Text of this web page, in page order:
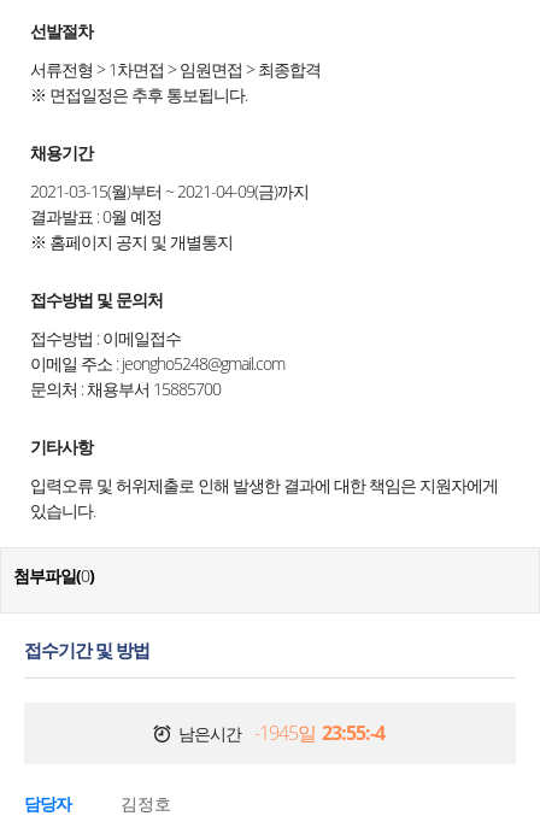
선발절차
서류전형 > 1차면접 > 임원면접 > 최종합격
※ 면접일정은 추후 통보됩니다.
채용기간
2021-03-15(월)부터 ~ 2021-04-09(금)까지
결과발표 : 0월 예정
※ 홈페이지 공지 및 개별통지
접수방법 및 문의처
접수방법 : 이메일접수
이메일 주소 : jeongho5248@gmail.com
문의처 : 채용부서 15885700
기타사항
입력오류 및 허위제출로 인해 발생한 결과에 대한 책임은 지원자에게
있습니다.
첨부파일(0)
접수기간 및 방법
남은시간 -1945일 23:55:-4
담당자
김정호